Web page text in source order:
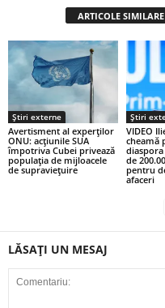
ARTICOLE SIMILARE
Știri externe
Avertisment al experților
ONU: acţiunile SUA
împotriva Cubei privează
populaţia de mijloacele
de supravieţuire
Știri
VIDEO
cheamă
de
pentru
afaceri
LĂSAȚI UN MESAJ